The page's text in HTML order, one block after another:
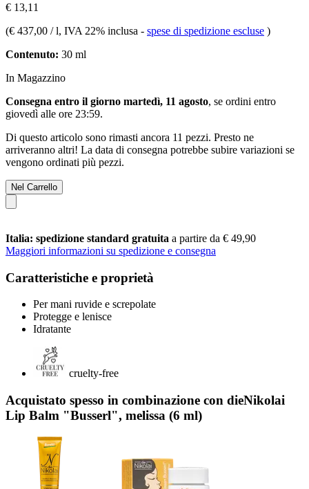
€ 13,11
(€ 437,00 / l, IVA 22% inclusa - spese di spedizione escluse )
Contenuto: 30 ml
In Magazzino
Consegna entro il giorno martedì, 11 agosto, se ordini entro
giovedì alle ore 23:59.
Di questo articolo sono rimasti ancora 11 pezzi. Presto ne
arriveranno altri! La data di consegna potrebbe subire variazioni se
vengono ordinati più pezzi.
Nel Carrello
Italia: spedizione standard gratuita a partire da € 49,90
Maggiori informazioni su spedizione e consegna
Caratteristiche e proprietà
Per mani ruvide e screpolate
Protegge e lenisce
Idratante
cruelty-free
Acquistato spesso in combinazione con dieNikolai
Lip Balm "Busserl", melissa (6 ml)